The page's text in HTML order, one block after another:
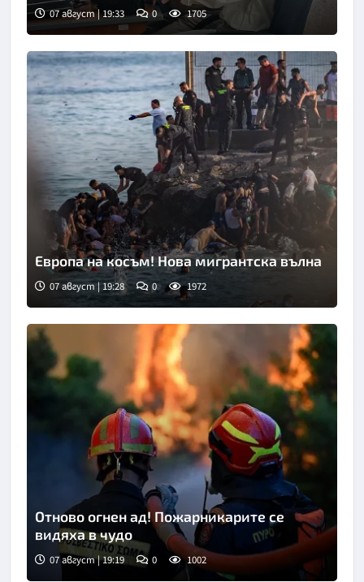
07 август | 19:33 0 1705
Снимка: Асошиейтед прес
Европа на косъм! Нова мигрантска вълна
07 август | 19:28 0 1972
Снимка: АП/БТА
Отново огнен ад! Пожарникарите се
видяха в чудо
07 август | 19:19 0 1002